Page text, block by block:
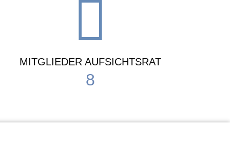
MITGLIEDER AUFSICHTSRAT
8